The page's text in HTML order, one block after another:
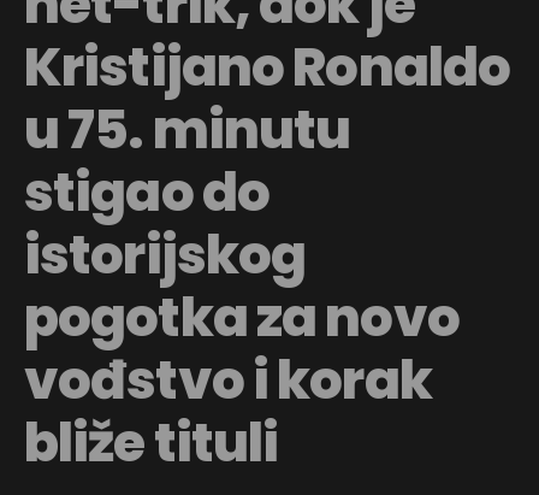
Kristijano Ronaldo
u 75. minutu
stigao do
istorijskog
pogotka za novo
vođstvo i korak
bliže tituli